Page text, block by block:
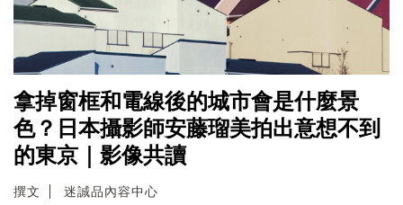
拿掉窗框和電線後的城市會是什麼景
色？日本攝影師安藤瑠美拍出意想不到
的東京｜影像共讀
撰文 迷誠品內容中心